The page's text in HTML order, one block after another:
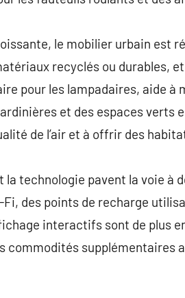
le mobilier urbain est
recyclés ou durables,
pour les lampadaires, aide
et des espaces verts
de l’air et à offrir des
la technologie pavent la voie
Fi, des points de recharge
interactifs sont de plus
commodités supplémentaires